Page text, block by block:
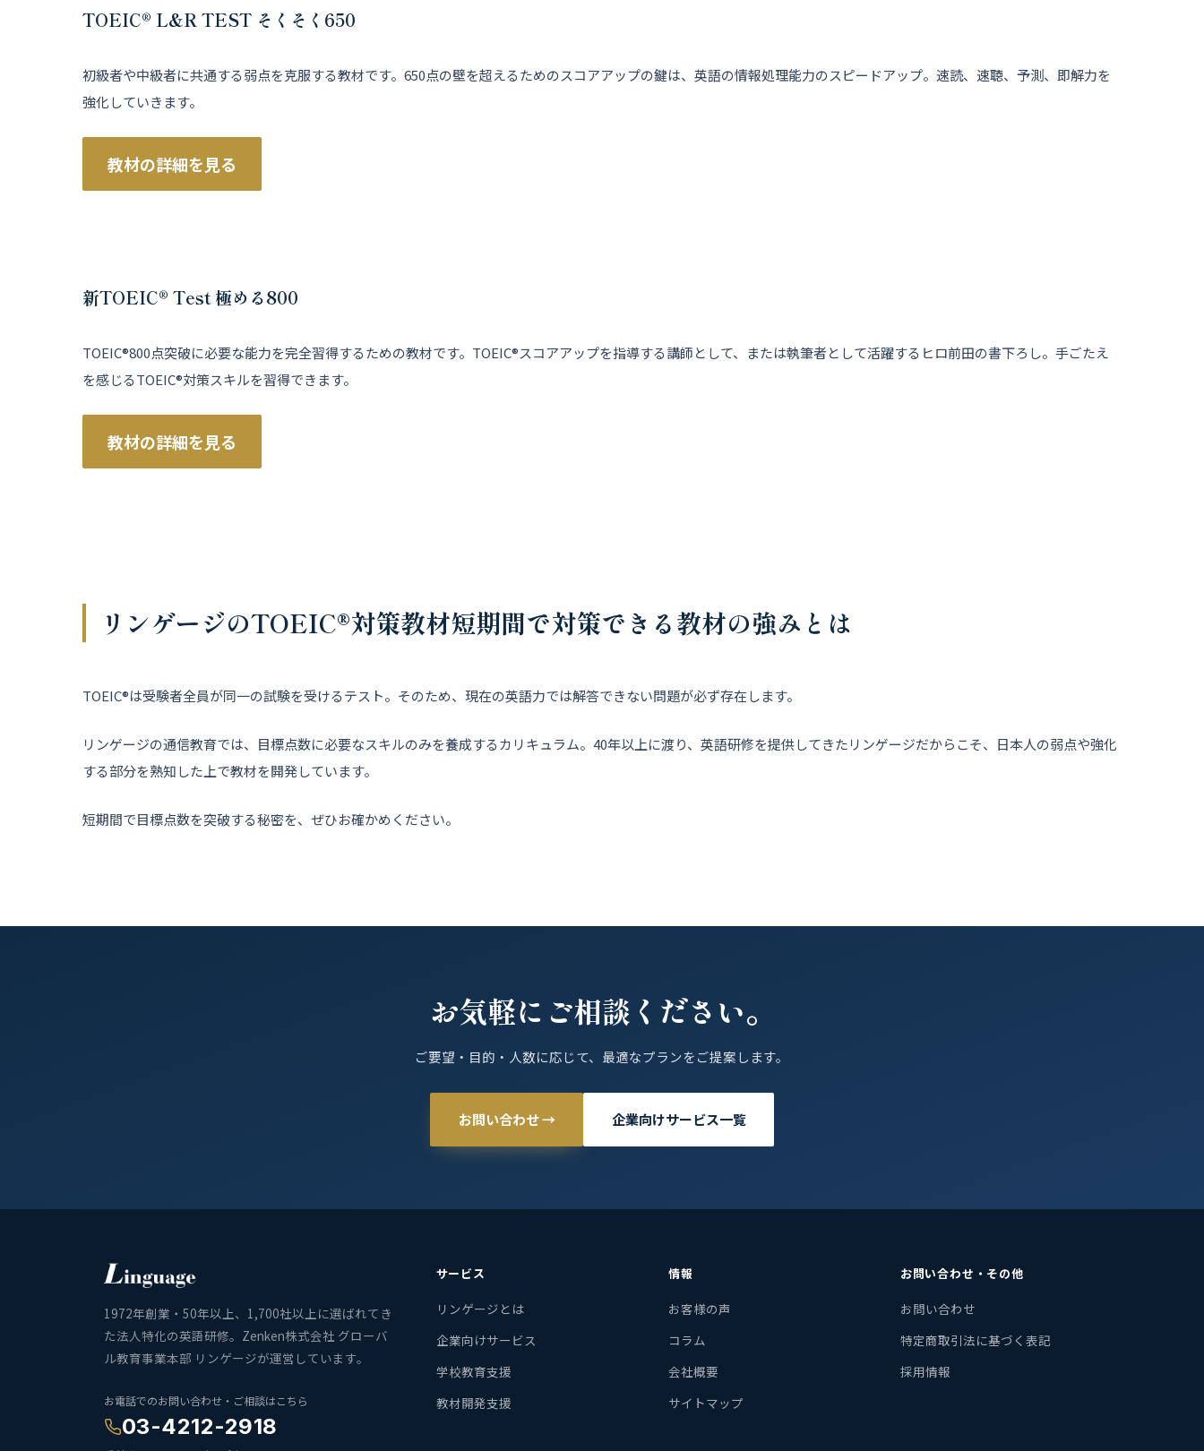
TOEIC® L&R TEST そくそく650
初級者や中級者に共通する弱点を克服する教材です。650点の壁を超えるためのスコアアップの鍵は、英語の情報処理能力のスピードアップ。速読、速聴、予測、即解力を
強化していきます。
教材の詳細を見る
新TOEIC® Test 極める800
TOEIC®800点突破に必要な能力を完全習得するための教材です。TOEIC®スコアアップを指導する講師として、または執筆者として活躍するヒロ前田の書下ろし。手ごたえ
を感じるTOEIC®対策スキルを習得できます。
教材の詳細を見る
リンゲージのTOEIC®対策教材短期間で対策できる教材の強みとは
TOEIC®は受験者全員が同一の試験を受けるテスト。そのため、現在の英語力では解答できない問題が必ず存在します。
リンゲージの通信教育では、目標点数に必要なスキルのみを養成するカリキュラム。40年以上に渡り、英語研修を提供してきたリンゲージだからこそ、日本人の弱点や強化
する部分を熟知した上で教材を開発しています。
短期間で目標点数を突破する秘密を、ぜひお確かめください。
お気軽にご相談ください。
ご要望・目的・人数に応じて、最適なプランをご提案します。
お問い合わせ → 企業向けサービス一覧
1972年創業・50年以上、1,700社以上に選ばれてき
た法人特化の英語研修。Zenken株式会社 グローバ
ル教育事業本部 リンゲージが運営しています。
お電話でのお問い合わせ・ご相談はこちら
03-4212-2918
サービス
リンゲージとは
企業向けサービス
学校教育支援
教材開発支援
情報
お客様の声
コラム
会社概要
サイトマップ
お問い合わせ・その他
お問い合わせ
特定商取引法に基づく表記
採用情報